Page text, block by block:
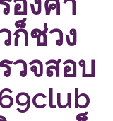
ก็ช่วง
วจสอบ